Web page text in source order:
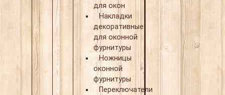
для окон
Накладки
декоративные
для оконной
фурнитуры
Ножницы
оконной
фурнитуры
Переключатели